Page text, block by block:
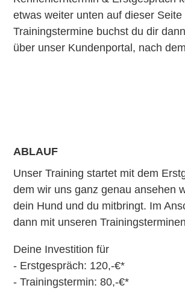
etwas weiter unten auf dieser
Trainingstermine buchst du dir
über unser Kundenportal, nach
ABLAUF
Unser Training startet mit dem
dem wir uns ganz genau ansehen
dein Hund und du mitbringt. Im
dann mit unseren
Deine Investition für
- Erstgespräch: 120,-€*
- Trainingstermin: 80,-€*